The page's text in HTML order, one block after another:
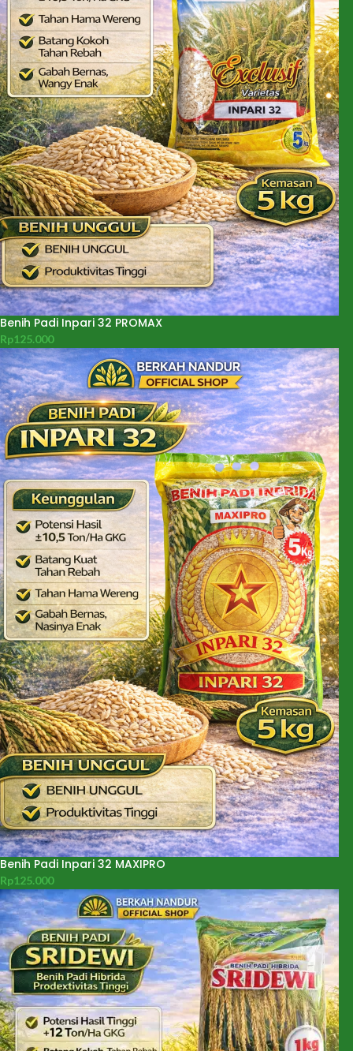
Benih Padi Inpari 32 PROMAX
Rp125.000
Benih Padi Inpari 32 MAXIPRO
Rp125.000